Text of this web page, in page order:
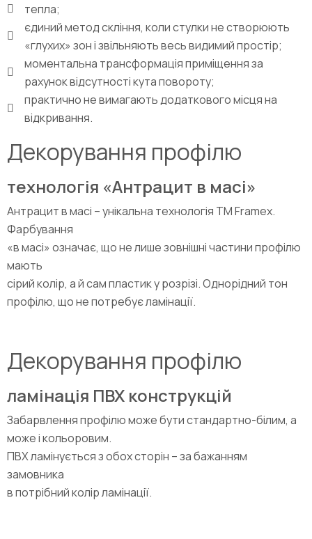
тепла;
єдиний метод скління, коли стулки не створюють
«глухих» зон і звільняють весь видимий простір;
моментальна трансформація приміщення за
рахунок відсутності кута повороту;
практично не вимагають додаткового місця на
відкривання.
Декорування профілю
технологія «Антрацит в масі»
Антрацит в масі – унікальна технологія TM Framex.
Фарбування
«в масі» означає, що не лише зовнішні частини профілю
мають
сірий колір, а й сам пластик у розрізі. Однорідний тон
профілю, що не потребує ламінації.
Декорування профілю
ламінація ПВХ конструкцій
Забарвлення профілю може бути стандартно-білим, а
може і кольоровим.
ПВХ ламінується з обох сторін – за бажанням
замовника
в потрібний колір ламінації.